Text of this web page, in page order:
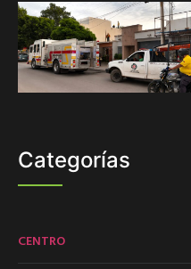
Categorías
CENTRO